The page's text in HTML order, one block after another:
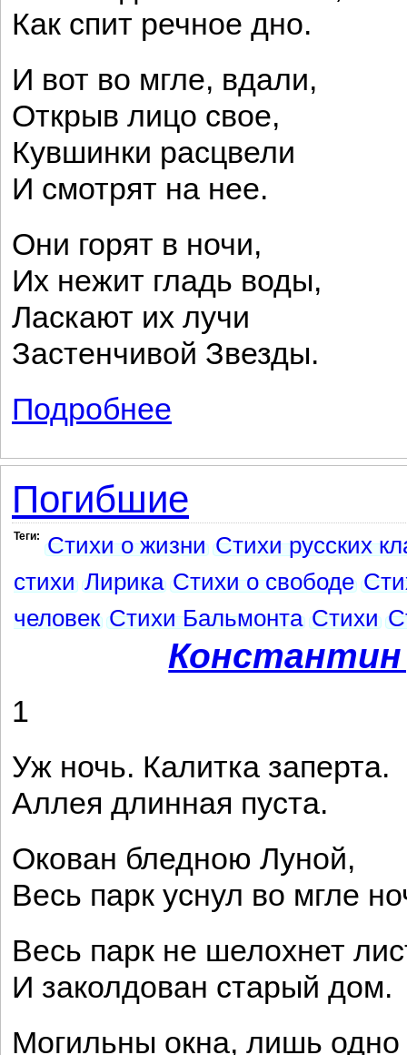
Как спит речное дно.
И вот во мгле, вдали,
Открыв лицо свое,
Кувшинки расцвели
И смотрят на нее.
Они горят в ночи,
Их нежит гладь воды,
Ласкают их лучи
Застенчивой Звезды.
Подробнее
Погибшие
Теги: Стихи о жизни Стихи русских
стихи Лирика Стихи о свободе
человек Стихи Бальмонта Стихи
1
Уж ночь. Калитка заперта.
Аллея длинная пуста.
Окован бледною Луной,
Весь парк уснул во мгле
Весь парк не шелохнет
И заколдован старый дом.
Могильны окна, лишь одно